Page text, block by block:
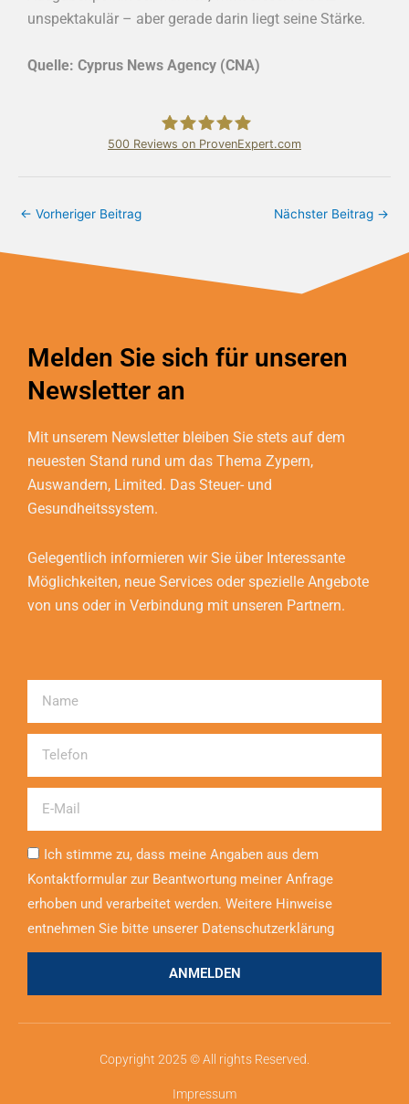
unspektakulär – aber gerade darin liegt seine Stärke.
Quelle: Cyprus News Agency (CNA)
500 Reviews on ProvenExpert.com
← Vorheriger Beitrag Nächster Beitrag →
Melden Sie sich für unseren
Newsletter an
Mit unserem Newsletter bleiben Sie stets auf dem
neuesten Stand rund um das Thema Zypern,
Auswandern, Limited. Das Steuer- und
Gesundheitssystem.
Gelegentlich informieren wir Sie über Interessante
Möglichkeiten, neue Services oder spezielle Angebote
von uns oder in Verbindung mit unseren Partnern.
Telefon
Ich stimme zu, dass meine Angaben aus dem
Kontaktformular zur Beantwortung meiner Anfrage
erhoben und verarbeitet werden. Weitere Hinweise
entnehmen Sie bitte unserer Datenschutzerklärung
ANMELDEN
Copyright 2025 © All rights Reserved.
Impressum